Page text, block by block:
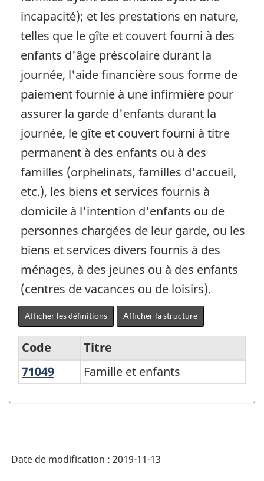
incapacité); et les prestations en nature,
telles que le gîte et couvert fourni à des
enfants d'âge préscolaire durant la
journée, l'aide financière sous forme de
paiement fournie à une infirmière pour
assurer la garde d'enfants durant la
journée, le gîte et couvert fourni à titre
permanent à des enfants ou à des
familles (orphelinats, familles d'accueil,
etc.), les biens et services fournis à
domicile à l'intention d'enfants ou de
personnes chargées de leur garde, ou les
biens et services divers fournis à des
ménages, à des jeunes ou à des enfants
(centres de vacances ou de loisirs).
Afficher les définitions Afficher la structure
Classification
des
Code
Titre
71049 Famille et enfants
Famille et enfants
Date de modification : 2019-11-13